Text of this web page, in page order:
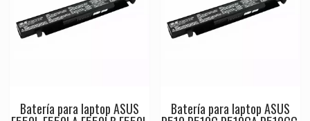
Batería para laptop ASUS Batería para laptop ASUS